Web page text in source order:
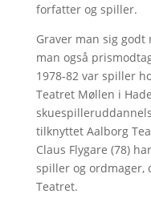
forfatter og spiller.
Graver man sig
man også
1978-82 var spiller
Teatret Møllen i
tilknyttet Aalborg
Claus Flygare (78)
spiller og ordmager,
Teatret.